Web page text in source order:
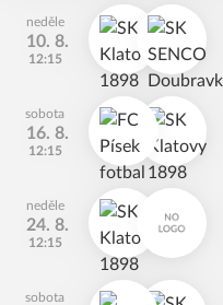
neděle
10. 8.
12:15
sobota
16. 8.
12:15
neděle
24. 8.
12:15
sobota